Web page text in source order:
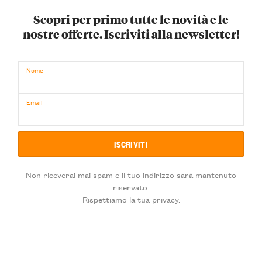
Scopri per primo tutte le novità e le
nostre offerte. Iscriviti alla newsletter!
Nome
Email
Non riceverai mai spam e il tuo indirizzo sarà mantenuto
riservato.
Rispettiamo la tua privacy.